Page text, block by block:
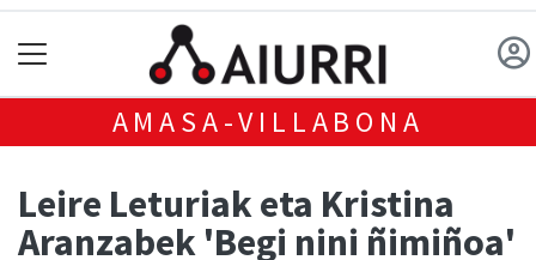
AMASA-VILLABONA
Leire Leturiak eta Kristina
Aranzabek 'Begi nini ñimiñoa'